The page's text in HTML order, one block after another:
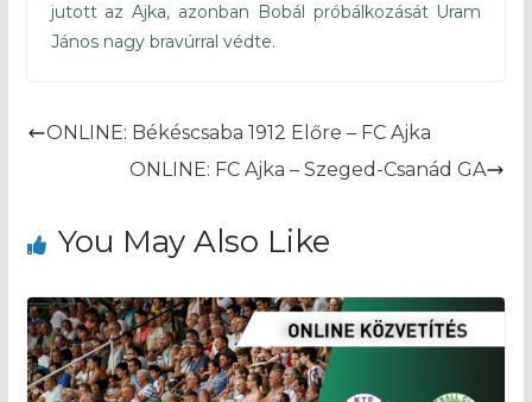
jutott az Ajka, azonban Bobál próbálkozását Uram
János nagy bravúrral védte.
ONLINE: Békéscsaba 1912 Előre – FC Ajka
ONLINE: FC Ajka – Szeged-Csanád GA
You May Also Like